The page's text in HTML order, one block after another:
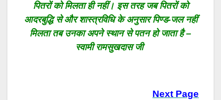
पितरों को मिलता ही नहीं। इस तरह जब पितरों को
आदरबुद्धि से और शास्त्रविधि के अनुसार पिण्ड-जल नहीं
मिलता तब उनका अपने स्थान से पतन हो जाता है –
स्वामी रामसुखदास जी
Next Page